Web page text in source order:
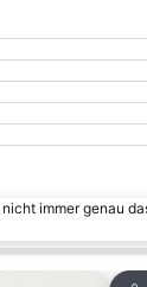
immer genau